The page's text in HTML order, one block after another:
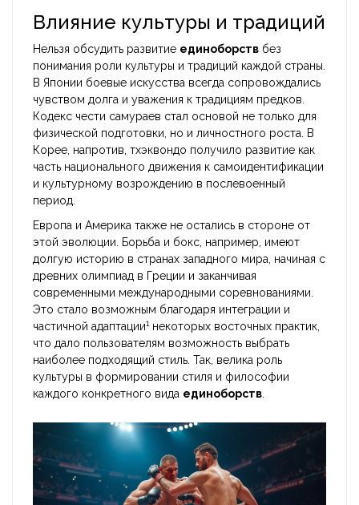
Влияние культуры и традиций
Нельзя обсудить развитие единоборств без
понимания роли культуры и традиций каждой страны.
В Японии боевые искусства всегда сопровождались
чувством долга и уважения к традициям предков.
Кодекс чести самураев стал основой не только для
физической подготовки, но и личностного роста. В
Корее, напротив, тхэквондо получило развитие как
часть национального движения к самоидентификации
и культурному возрождению в послевоенный
период.
Европа и Америка также не остались в стороне от
этой эволюции. Борьба и бокс, например, имеют
долгую историю в странах западного мира, начиная с
древних олимпиад в Греции и заканчивая
современными международными соревнованиями.
Это стало возможным благодаря интеграции и
частичной адаптации1некоторых восточных практик,
что дало пользователям возможность выбрать
наиболее подходящий стиль. Так, велика роль
культуры в формировании стиля и философии
каждого конкретного вида единоборств